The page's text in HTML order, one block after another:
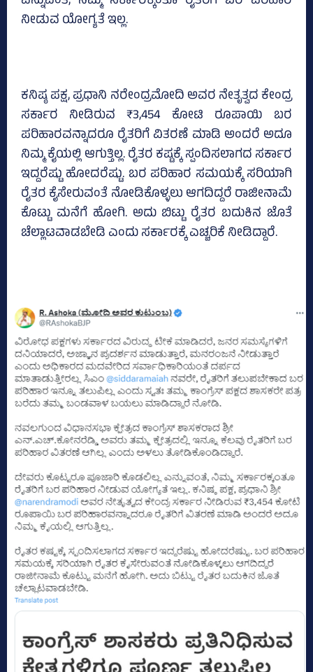
ನೀಡುವ ಯೋಗ್ಯತೆ ಇಲ್ಲ.
ಕನಿಷ್ಠ ಪಕ್ಷ, ಪ್ರಧಾನಿ ನರೇಂದ್ರಮೋದಿ ಅವರ ನೇತೃತ್ವದ ಕೇಂದ್ರ
ಸರ್ಕಾರ ನೀಡಿರುವ ₹3,454 ಕೋಟಿ ರೂಪಾಯಿ ಬರ
ಪರಿಹಾರವನ್ನಾದರೂ ರೈತರಿಗೆ ವಿತರಣೆ ಮಾಡಿ ಅಂದರೆ ಅದೂ
ನಿಮ್ಮ ಕೈಯಲ್ಲಿ ಆಗುತ್ತಿಲ್ಲ. ರೈತರ ಕಷ್ಟಕ್ಕೆ ಸ್ಪಂದಿಸಲಾಗದ ಸರ್ಕಾರ
ಇದ್ದರೆಷ್ಟು ಹೋದರೆಷ್ಟು. ಬರ ಪರಿಹಾರ ಸಮಯಕ್ಕೆ ಸರಿಯಾಗಿ
ರೈತರ ಕೈಸೇರುವಂತೆ ನೋಡಿಕೊಳ್ಳಲು ಆಗದಿದ್ದರೆ ರಾಜೀನಾಮೆ
ಕೊಟ್ಟು ಮನೆಗೆ ಹೋಗಿ. ಅದು ಬಿಟ್ಟು ರೈತರ ಬದುಕಿನ ಜೊತೆ
ಚೆಲ್ಲಾಟವಾಡಬೇಡಿ ಎಂದು ಸರ್ಕಾರಕ್ಕೆ ಎಚ್ಚರಿಕೆ ನೀಡಿದ್ದಾರೆ.